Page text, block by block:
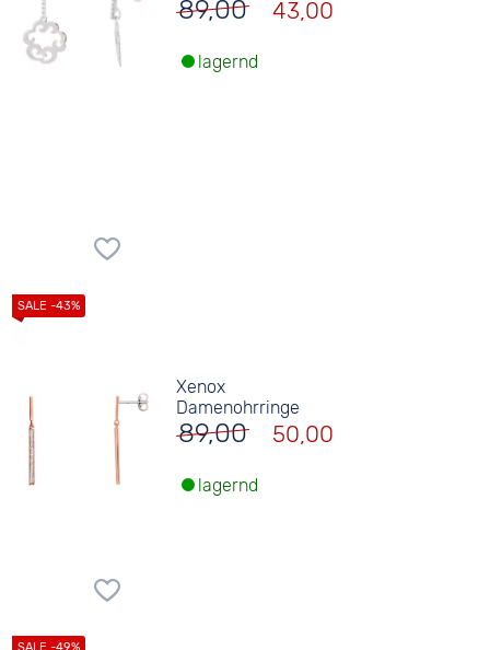
89,00 43,00
lagernd
Xenox
Damenohrringe
89,00 50,00
lagernd